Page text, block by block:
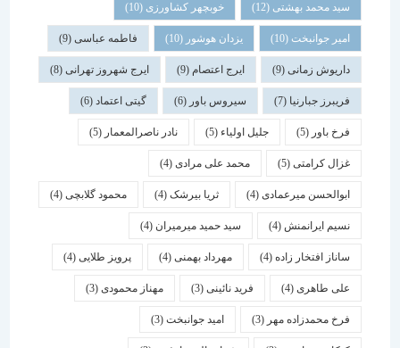
سید محمد بهشتی(12) خوبچهر کشاورزی(10)
امیر جوانبخت(10) یزدان هوشور(10) فاطمه عباسی(9)
داریوش زمانی(9) ایرج اعتصام(9) ایرج شهروز تهرانی(8)
فریبرز جبارنیا(7) سیروس باور(6) گیتی اعتماد(6)
فرخ باور(5) جلیل اولیاء(5) نادر ناصرالمعمار (5)
غزال کرامتی(5) محمد علی مرادی(4)
ابوالحسن میرعمادی(4) ثریا بیرشک(4) محمود گلابچی(4)
نسیم ایرانمنش(4) سید حمید میرمیران(4)
ساناز افتخار زاده(4) مهرداد بهمنی (4) پرویز طلایی(4)
علی طاهری(4) فرید نائینی(3) مهناز محمودی(3)
فرخ محمدزاده مهر(3) امید جوانبخت(3)